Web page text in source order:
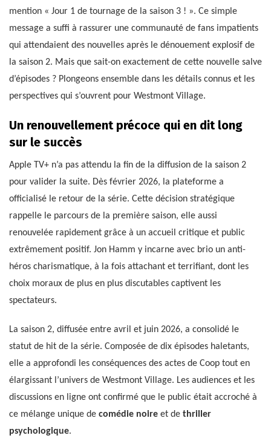
mention « Jour 1 de tournage de la saison 3 ! ». Ce simple
message a suffi à rassurer une communauté de fans impatients
qui attendaient des nouvelles après le dénouement explosif de
la saison 2. Mais que sait-on exactement de cette nouvelle salve
d’épisodes ? Plongeons ensemble dans les détails connus et les
perspectives qui s’ouvrent pour Westmont Village.
Un renouvellement précoce qui en dit long
sur le succès
Apple TV+ n’a pas attendu la fin de la diffusion de la saison 2
pour valider la suite. Dès février 2026, la plateforme a
officialisé le retour de la série. Cette décision stratégique
rappelle le parcours de la première saison, elle aussi
renouvelée rapidement grâce à un accueil critique et public
extrêmement positif. Jon Hamm y incarne avec brio un anti-
héros charismatique, à la fois attachant et terrifiant, dont les
choix moraux de plus en plus discutables captivent les
spectateurs.
La saison 2, diffusée entre avril et juin 2026, a consolidé le
statut de hit de la série. Composée de dix épisodes haletants,
elle a approfondi les conséquences des actes de Coop tout en
élargissant l’univers de Westmont Village. Les audiences et les
discussions en ligne ont confirmé que le public était accroché à
ce mélange unique de comédie noire et de thriller
psychologique.